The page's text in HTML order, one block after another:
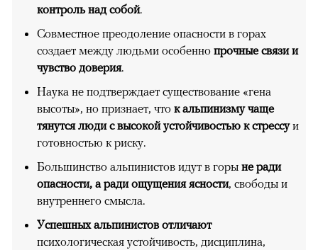
контроль над собой.
Совместное преодоление опасности в горах
создает между людьми особенно прочные связи и
чувство доверия.
Наука не подтверждает существование «гена
высоты», но признает, что к альпинизму чаще
тянутся люди с высокой устойчивостью к стрессуи
готовностью к риску.
Большинство альпинистов идут в горы не ради
опасности, а ради ощущения ясности, свободы и
внутреннего смысла.
Успешных альпинистов отличают
психологическая устойчивость, дисциплина,